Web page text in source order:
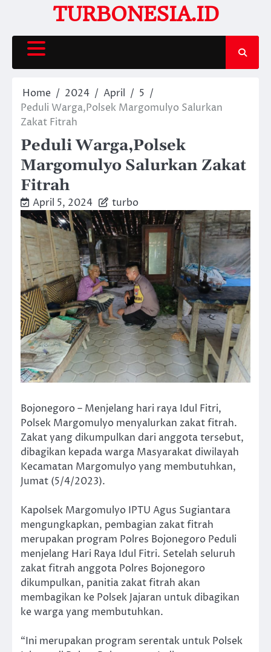
content
TURBONESIA.ID
Home 2024 April
5
Peduli Warga,Polsek Margomulyo Salurkan
Zakat Fitrah
Peduli Warga,Polsek
Margomulyo Salurkan Zakat
Fitrah
April 5, 2024 turbo
Bojonegoro – Menjelang hari raya Idul Fitri,
Polsek Margomulyo menyalurkan zakat fitrah.
Zakat yang dikumpulkan dari anggota tersebut,
dibagikan kepada warga Masyarakat diwilayah
Kecamatan Margomulyo yang membutuhkan,
Jumat (5/4/2023).
Kapolsek Margomulyo IPTU Agus Sugiantara
mengungkapkan, pembagian zakat fitrah
merupakan program Polres Bojonegoro Peduli
menjelang Hari Raya Idul Fitri. Setelah seluruh
zakat fitrah anggota Polres Bojonegoro
dikumpulkan, panitia zakat fitrah akan
membagikan ke Polsek Jajaran untuk dibagikan
ke warga yang membutuhkan.
“Ini merupakan program serentak untuk Polsek